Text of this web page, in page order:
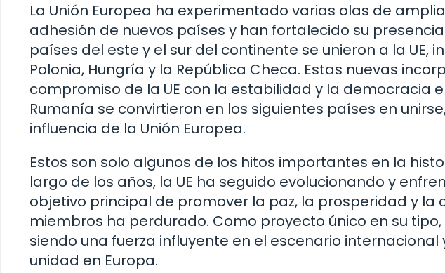
La Unión Europea ha experimentado varias olas de
adhesión de nuevos países y han fortalecido su presencia
países del este y el sur del continente se unieron a la UE,
Polonia, Hungría y la República Checa. Estas nuevas
compromiso de la UE con la estabilidad y la democracia
Rumanía se convirtieron en los siguientes países en
influencia de la Unión Europea.
Estos son solo algunos de los hitos importantes en la
largo de los años, la UE ha seguido evolucionando y
objetivo principal de promover la paz, la prosperidad y la
miembros ha perdurado. Como proyecto único en su tipo,
siendo una fuerza influyente en el escenario
unidad en Europa.